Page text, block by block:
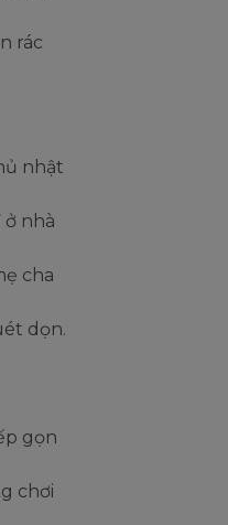
rác
nhật
nhà
cha
dọn.
gọn
chơi